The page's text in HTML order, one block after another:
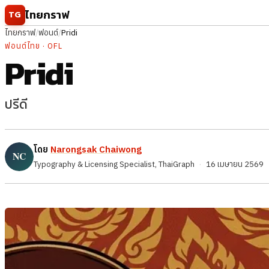
ข้ามไปยังเนื้อหา
TG ไทยกราฟ
ไทยกราฟ/ฟอนต์/Pridi
ฟอนต์ไทย · OFL
Pridi
ปรีดี
โดย Narongsak Chaiwong
Typography & Licensing Specialist, ThaiGraph · 16 เมษายน 2569